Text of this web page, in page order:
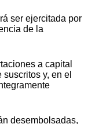
ser ejercitada por
de la
a capital
y, en el
desembolsadas,